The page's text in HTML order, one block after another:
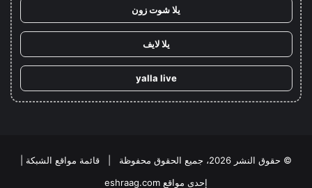
يلا شوت زون
يلا لايف
yalla live
© حقوق النشر 2026، جميع الحقوق محفوظة | قائمة مواقع الشبكة
إحدى مواقع eshraag.com